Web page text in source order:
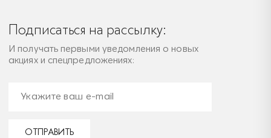
Подписаться на рассылку:
И получать первыми уведомления о новых
акциях и спецпредложениях:
ОТПРАВИТЬ